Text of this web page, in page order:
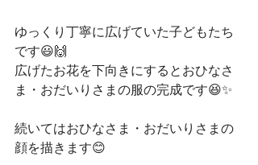
ゆっくり丁寧に広げていた子どもたち
です😃🙌
広げたお花を下向きにするとおひなさ
ま・おだいりさまの服の完成です😆✨
続いてはおひなさま・おだいりさまの
顔を描きます😊